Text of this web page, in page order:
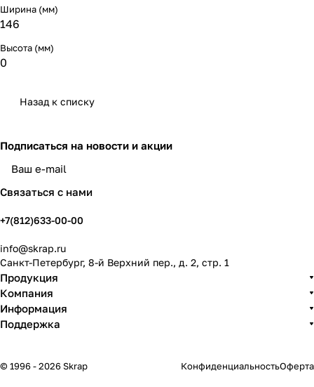
Ширина (мм)
146
Высота (мм)
0
Назад к списку
Подписаться на новости и акции
Связаться с нами
+7(812)633-00-00
info@skrap.ru
Санкт-Петербург, 8-й Верхний пер., д. 2, стр. 1
Продукция
Компания
Информация
Поддержка
© 1996 - 2026 Skrap КонфиденциальностьОферта